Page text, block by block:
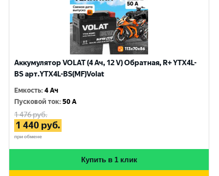
Аккумулятор VOLAT (4 Ач, 12 V) Обратная, R+ YTX4L-
BS арт.YTX4L-BS(MF)Volat
Емкость:4 Ач
Пусковой ток:50 A
1 476руб.
1 440 руб.
при обмене
Купить в 1 клик